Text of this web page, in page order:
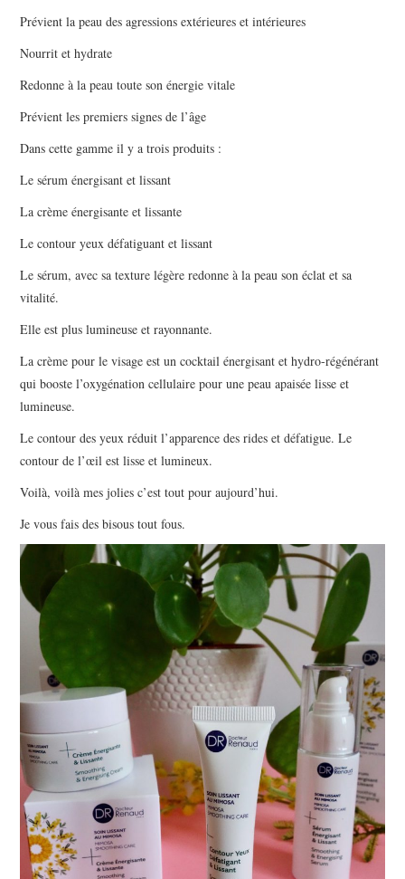
Prévient la peau des agressions extérieures et intérieures
Nourrit et hydrate
Redonne à la peau toute son énergie vitale
Prévient les premiers signes de l’âge
Dans cette gamme il y a trois produits :
Le sérum énergisant et lissant
La crème énergisante et lissante
Le contour yeux défatiguant et lissant
Le sérum, avec sa texture légère redonne à la peau son éclat et sa
vitalité.
Elle est plus lumineuse et rayonnante.
La crème pour le visage est un cocktail énergisant et hydro-régénérant
qui booste l’oxygénation cellulaire pour une peau apaisée lisse et
lumineuse.
Le contour des yeux réduit l’apparence des rides et défatigue. Le
contour de l’œil est lisse et lumineux.
Voilà, voilà mes jolies c’est tout pour aujourd’hui.
Je vous fais des bisous tout fous.